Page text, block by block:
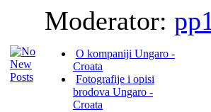
Moderator:
O kompaniji Ungaro -
Croata
Fotografije i opisi
brodova Ungaro -
Croata